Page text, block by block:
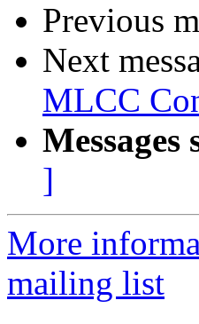
Previous
Next
MLCC
Messages
]
More
mailing list